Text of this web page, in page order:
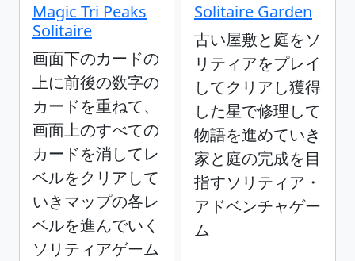
Magic Tri Peaks
Solitaire
画面下のカードの
上に前後の数字の
カードを重ねて、
画面上のすべての
カードを消してレ
ベルをクリアして
いきマップの各レ
ベルを進んでいく
ソリティアゲーム
Solitaire Garden
古い屋敷と庭をソ
リティアをプレイ
してクリアし獲得
した星で修理して
物語を進めていき
家と庭の完成を目
指すソリティア・
アドベンチャゲー
ム